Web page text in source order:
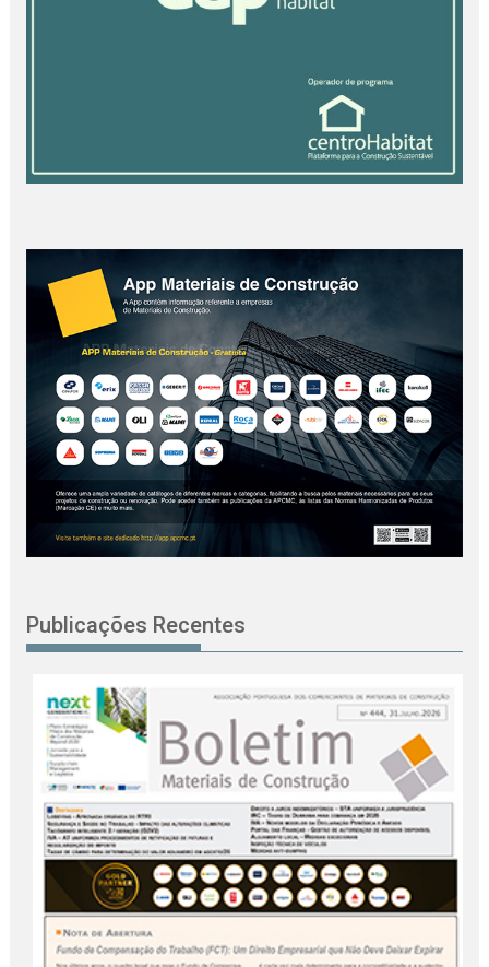
Publicações Recentes